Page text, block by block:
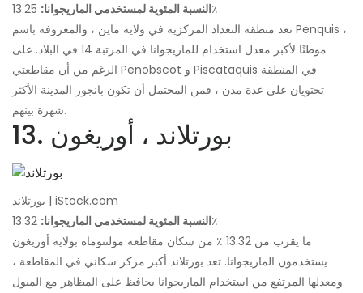
النسبة المئوية لمستخدمي الماريجوانا:13.25٪
تعد منطقة التعداد المركزية في ولاية ماين ، والمعروفة باسم Penquis ،
موطنًا لأكبر معدل استخدام للماريجوانا في المرتبة 14 في البلاد. على
الرغم من أن مقاطعتي Penobscot و Piscataquis في المنطقة
تحتويان على عدة مدن ، فمن المحتمل أن تكون بانجور المدينة الأكثر
شهرة بينهم.
13. بورتلاند ، أوريغون
بورتلاند | iStock.com
النسبة المئوية لمستخدمي الماريجوانا:13.32٪
ما يقرب من 13.32 ٪ من سكان مقاطعة مولتنوماه بولاية أوريغون
يستخدمون الماريجوانا. تعد بورتلاند أكبر مركز سكاني في المقاطعة ،
ومعدلها المرتفع من استخدام الماريجوانا يحافظ على المظاهر مع الميول